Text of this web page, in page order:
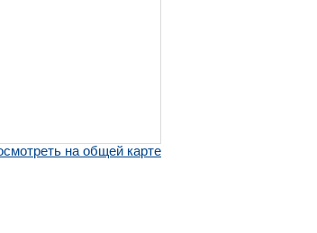
на общей карте